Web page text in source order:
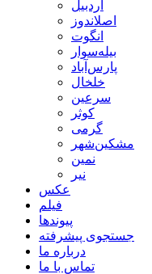
اردبیل
اصلاندوز
انگوت
بیله‌سوار
پارس‌آباد
خلخال
سرعین
کوثر
گرمی
مشکین‌شهر
نمین
نیر
عکس
فیلم
پیوندها
جستجوی پیشرفته
درباره ما
تماس با ما